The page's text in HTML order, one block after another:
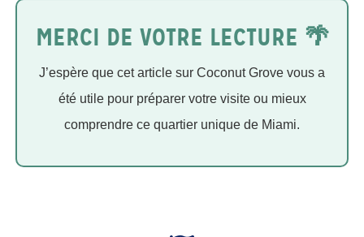
MERCI DE VOTRE LECTURE 🌴
J’espère que cet article sur Coconut Grove vous a
été utile pour préparer votre visite ou mieux
comprendre ce quartier unique de Miami.